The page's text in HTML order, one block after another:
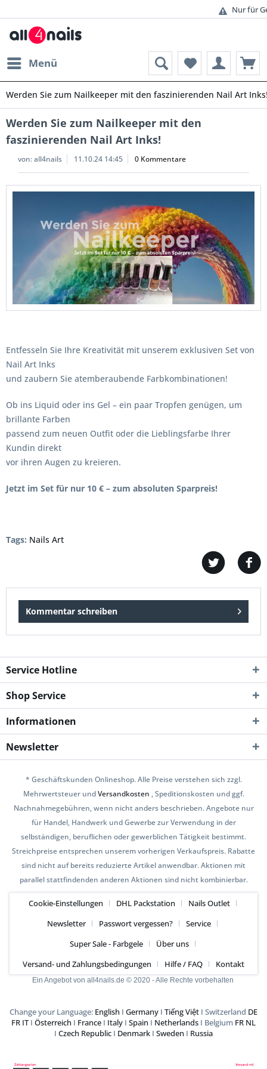
Nur für Gewerbe.
Menü
Werden Sie zum Nailkeeper mit den faszinierenden Nail Art
Werden Sie zum Nailkeeper mit den
faszinierenden Nail Art Inks!
von:all4nails 11.10.24 14:45 0 Kommentare
Entfesseln Sie Ihre Kreativität mit unserem exklusiven Set von
Nail Art Inks
und zaubern Sie atemberaubende Farbkombinationen!
Ob ins Liquid oder ins Gel – ein paar Tropfen genügen, um
brillante Farben
passend zum neuen Outfit oder die Lieblingsfarbe Ihrer
Kundin direkt
vor ihren Augen zu kreieren.
Jetzt im Set für nur 10 € – zum absoluten Sparpreis!
Tags: Nails Art
Kommentar schreiben
Service Hotline
Shop Service
Informationen
Newsletter
* Geschäftskunden Onlineshop. Alle Preise verstehen sich zzgl.
Mehrwertsteuer undVersandkosten , Speditionskosten und ggf.
Nachnahmegebühren, wenn nicht anders beschrieben. Angebote nur
für Handel, Handwerk und Gewerbe zur Verwendung in der
selbständigen, beruflichen oder gewerblichen Tätigkeit bestimmt.
Streichpreise entsprechen unserem vorherigen Verkaufspreis. Rabatte
sind nicht auf bereits reduzierte Artikel anwendbar. Aktionen mit
parallel stattfindenden anderen Aktionen sind nicht kombinierbar.
Cookie-Einstellungen DHL Packstation
Nails Outlet
Newsletter
Passwort vergessen?
Service
Super Sale - Farbgele
Über uns
Versand- und Zahlungsbedingungen
Hilfe / FAQ Kontakt
Ein Angebot von all4nails.de © 2020 - Alle Rechte vorbehalten
Change your Language: English I Germany I Tiếng Việt I Switzerland DE
FR IT I Österreich I France I Italy I Spain I Netherlands I Belgium FR NL
I Czech Republic I Denmark I Sweden I Russia